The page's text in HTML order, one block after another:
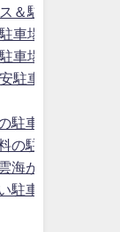
＆駐車場！周辺
車場！料金・無
車場！周辺の駐
駐車場！予約で
駐車場＆料金の
の駐車場？周辺
海が見れる2つ
駐車場＆予約で